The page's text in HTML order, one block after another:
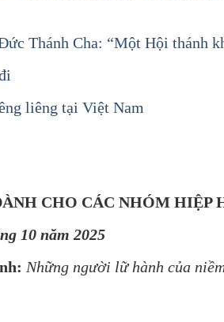
Thánh Cha: “Một Hội thánh
liêng tại Việt Nam
CHO CÁC NHÓM HIỆP
10 năm 2025
Những người lữ hành của